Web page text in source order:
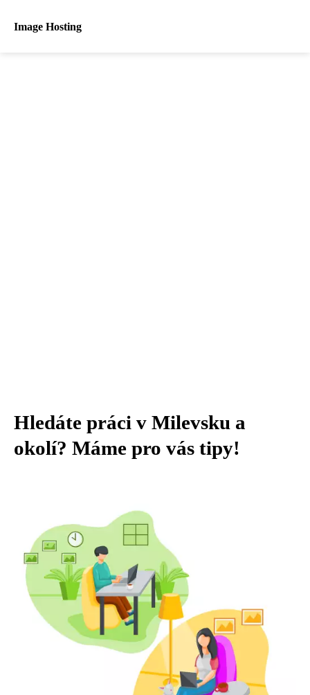
Image Hosting
Hledáte práci v Milevsku a
okolí? Máme pro vás tipy!